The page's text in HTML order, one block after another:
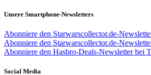
Unsere Smartphone-Newsletters
Abonniere den Starwarscollector.de-
Abonniere den Starwarscollector.de-
Abonniere den Hasbro-Deals-Newsletter bei
Social Media